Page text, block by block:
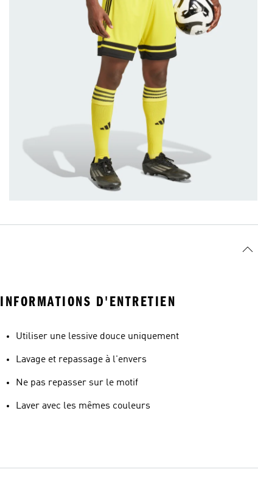
INFORMATIONS D'ENTRETIEN
Utiliser une lessive douce uniquement
Lavage et repassage à l'envers
Ne pas repasser sur le motif
Laver avec les mêmes couleurs